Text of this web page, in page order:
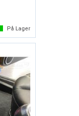
På Lager